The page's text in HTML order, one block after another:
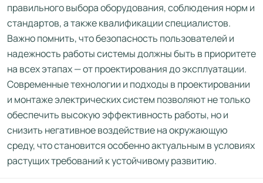
правильного выбора оборудования, соблюдения норм и
стандартов, а также квалификации специалистов.
Важно помнить, что безопасность пользователей и
надежность работы системы должны быть в приоритете
на всех этапах — от проектирования до эксплуатации.
Современные технологии и подходы в проектировании
и монтаже электрических систем позволяют не только
обеспечить высокую эффективность работы, но и
снизить негативное воздействие на окружающую
среду, что становится особенно актуальным в условиях
растущих требований к устойчивому развитию.